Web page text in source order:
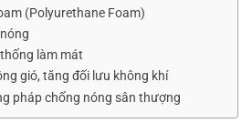
(Polyurethane Foam)
làm mát
gió, tăng đối lưu không khí
pháp chống nóng sân thượng